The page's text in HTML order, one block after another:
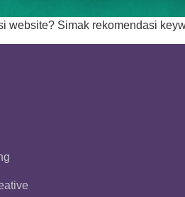
website? Simak rekomendasi